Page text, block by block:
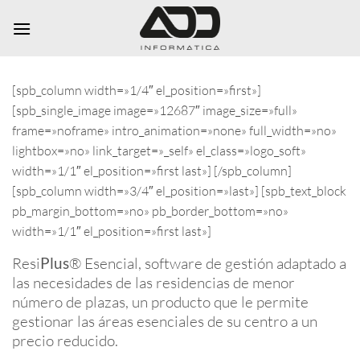
[spb_column width=»1/4″ el_position=»first»]
[spb_single_image image=»12687″ image_size=»full»
frame=»noframe» intro_animation=»none» full_width=»no»
lightbox=»no» link_target=»_self» el_class=»logo_soft»
width=»1/1″ el_position=»first last»] [/spb_column]
[spb_column width=»3/4″ el_position=»last»] [spb_text_block
pb_margin_bottom=»no» pb_border_bottom=»no»
width=»1/1″ el_position=»first last»]
ResiPlus® Esencial, software de gestión adaptado a
las necesidades de las residencias de menor
número de plazas, un producto que le permite
gestionar las áreas esenciales de su centro a un
precio reducido.